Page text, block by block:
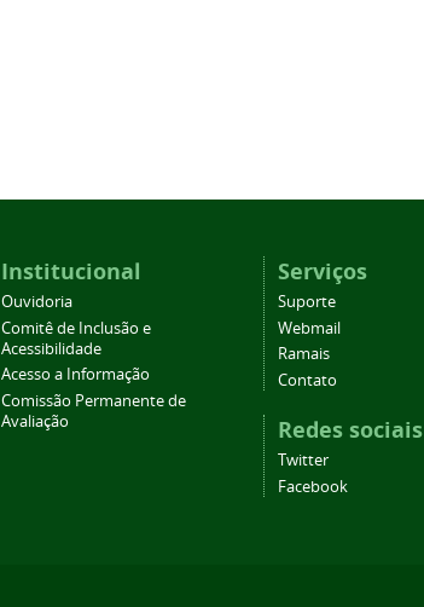
Institucional
Ouvidoria
Comitê de Inclusão e
Acessibilidade
Acesso a Informação
Comissão Permanente de
Avaliação
Serviços
Suporte
Webmail
Ramais
Contato
Redes sociais
Twitter
Facebook